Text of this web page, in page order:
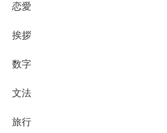
恋愛
挨拶
数字
文法
旅行